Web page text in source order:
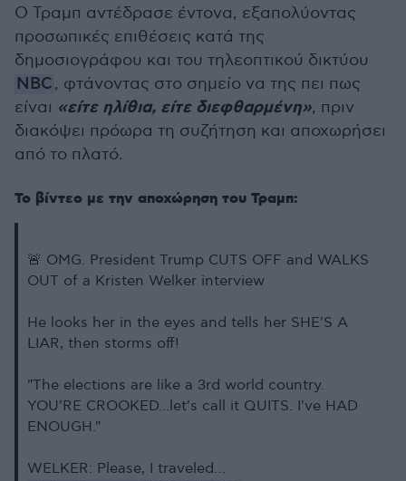
Ο Τραμπ αντέδρασε έντονα, εξαπολύοντας
προσωπικές επιθέσεις κατά της
δημοσιογράφου και του τηλεοπτικού δικτύου
NBC, φτάνοντας στο σημείο να της πει πως
είναι «είτε ηλίθια, είτε διεφθαρμένη», πριν
διακόψει πρόωρα τη συζήτηση και αποχωρήσει
από το πλατό.
Το βίντεο με την αποχώρηση του Τραμπ:
🚨 OMG. President Trump CUTS OFF and WALKS
OUT of a Kristen Welker interview
He looks her in the eyes and tells her SHE'S A
LIAR, then storms off!
"The elections are like a 3rd world country.
YOU'RE CROOKED...let's call it QUITS. I've HAD
ENOUGH."
WELKER: Please, I traveled…